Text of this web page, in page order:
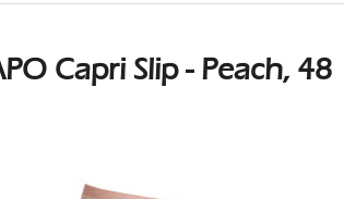
Capri Slip - Peach, 48